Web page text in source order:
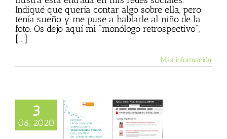
Indiqué que quería contar algo sobre ella, pero
tenía sueño y me puse a hablarle al niño de la
foto. Os dejo aquí mi "monólogo retrospectivo",
[...]
Más información
3
06, 2020
en el
escolar y otros
de la